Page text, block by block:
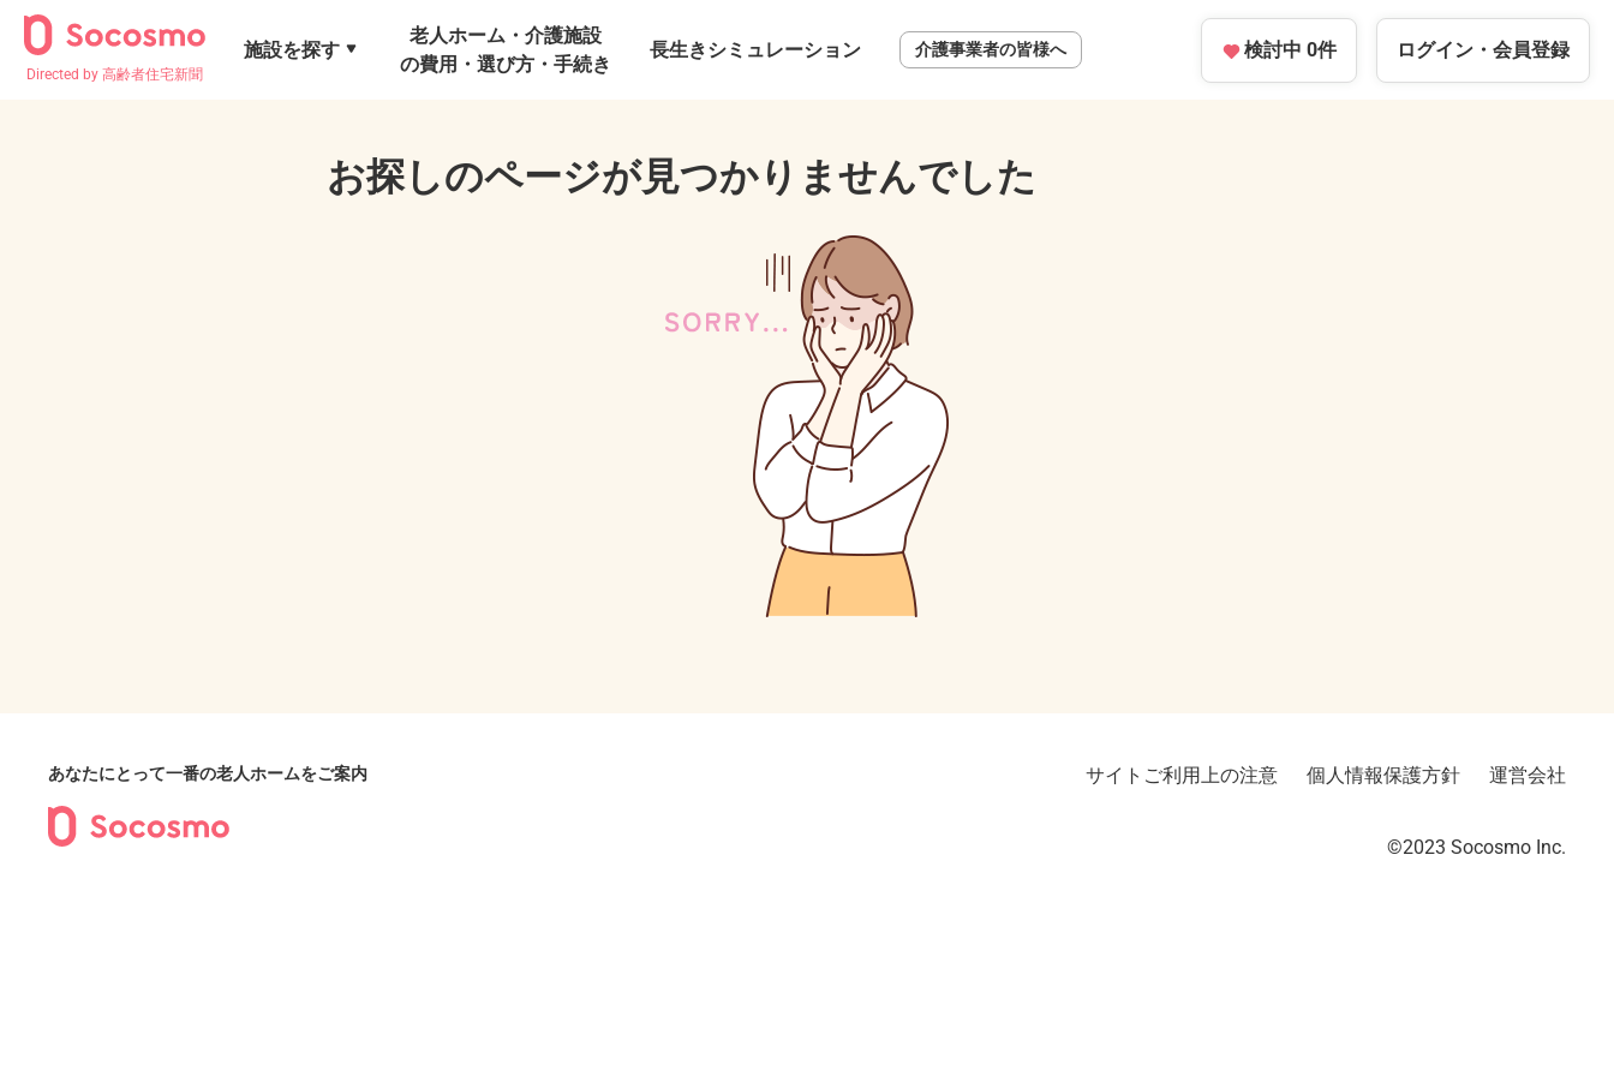
Directed by 高齢者住宅新聞
施設を探す
老人ホーム・介護施設
の費用・選び方・手続き
長生きシミュレーション 介護事業者の皆様へ 検討中 0件 ログイン・ 会員登録
お探しのページが見つかりませんでした
あなたにとって一番の老人ホームをご案内 サイトご利用上の注意 個人情報保護方針 運営会社
©2023︎ Socosmo Inc.